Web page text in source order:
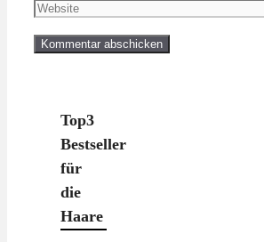
Mail-
Website
Top3
Bestseller
für
die
Haare